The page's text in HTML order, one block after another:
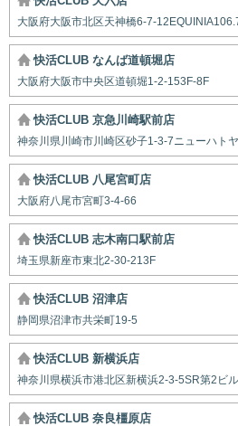
大阪府大阪市北区天神橋6-7-
快活CLUB なんば道頓堀店
大阪府大阪市中央区道頓堀1-2-153F-8F
快活CLUB 京急川崎駅前店
神奈川県川崎市川崎区砂子1-3-7ニューハト
快活CLUB 八尾宮町店
大阪府八尾市宮町3-4-66
快活CLUB 志木南口駅前店
埼玉県新座市東北2-30-213F
快活CLUB 沼津店
静岡県沼津市共栄町19-5
快活CLUB 新横浜店
神奈川県横浜市港北区新横浜2-3-5SR第2ビ
快活CLUB 奈良橿原店